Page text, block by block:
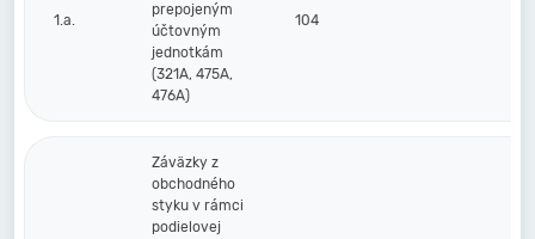
1.a.
prepojeným
účtovným
jednotkám
(321A, 475A,
476A)
104
Záväzky z
obchodného
styku v rámci
podielovej